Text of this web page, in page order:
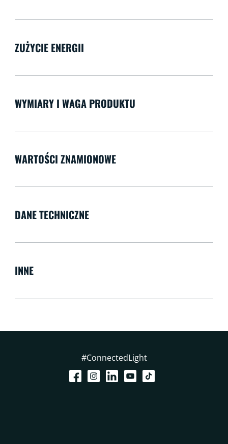
ZUŻYCIE ENERGII
WYMIARY I WAGA PRODUKTU
WARTOŚCI ZNAMIONOWE
DANE TECHNICZNE
INNE
#ConnectedLight